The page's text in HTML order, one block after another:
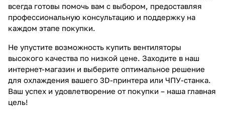
всегда готовы помочь вам с выбором, предоставляя
профессиональную консультацию и поддержку на
каждом этапе покупки.
Не упустите возможность купить вентиляторы
высокого качества по низкой цене. Заходите в наш
интернет-магазин и выберите оптимальное решение
для охлаждения вашего 3D-принтера или ЧПУ-станка.
Ваш успех и удовлетворение от покупки – наша главная
цель!